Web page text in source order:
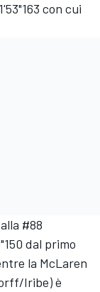
con cui
#88
dal primo
la McLaren
Iribe) è